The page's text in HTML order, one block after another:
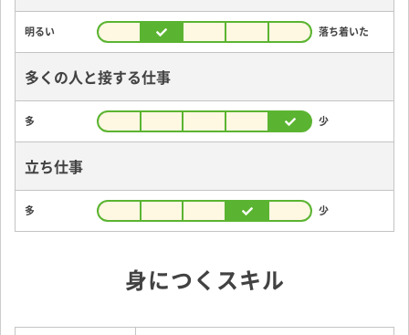
明るい 落ち着いた
多くの人と接する仕事
多 少
立ち仕事
多 少
身につくスキル